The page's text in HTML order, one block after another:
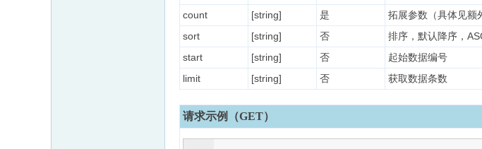
count
[string] 是 拓展参数（具体见额
sort
[string] 否 排序，默认降序，
start
[string] 否 起始数据编号
limit
[string] 否 获取数据条数
请求示例（GET）